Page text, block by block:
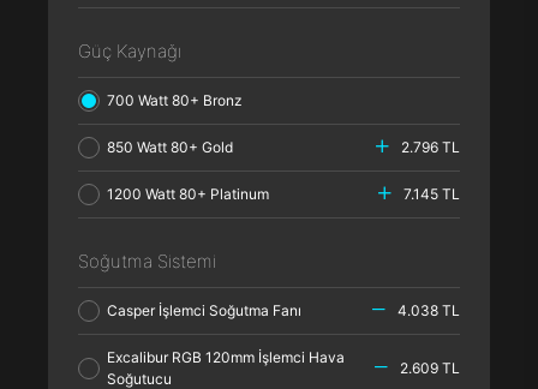
Güç Kaynağı
700 Watt 80+ Bronz
850 Watt 80+ Gold 2.796 TL
1200 Watt 80+ Platinum 7.145 TL
Soğutma Sistemi
Casper İşlemci Soğutma Fanı 4.038 TL
Excalibur RGB 120mm İşlemci Hava
Soğutucu
2.609 TL